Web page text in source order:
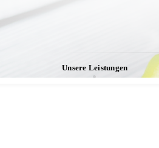
Unsere Leistungen